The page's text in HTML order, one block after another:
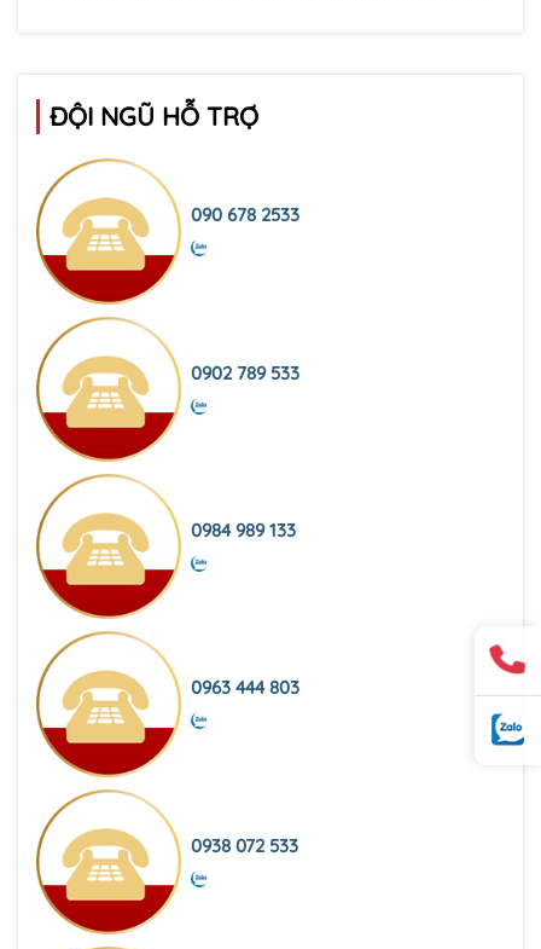
ĐỘI NGŨ HỖ TRỢ
090 678 2533
0902 789 533
0984 989 133
0963 444 803
0938 072 533